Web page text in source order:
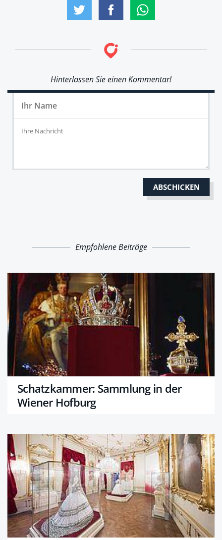
Hinterlassen Sie einen Kommentar!
Empfohlene Beiträge
Schatzkammer: Sammlung in der
Wiener Hofburg